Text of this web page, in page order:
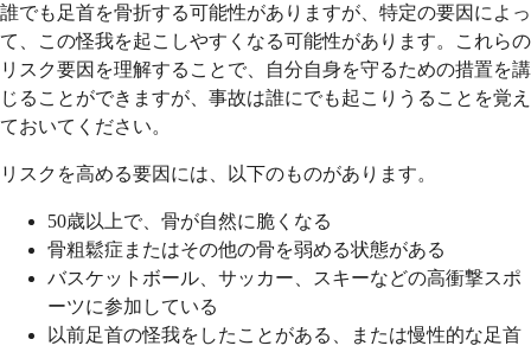
誰でも足首を骨折する可能性がありますが、特定の要因によっ
て、この怪我を起こしやすくなる可能性があります。これらの
リスク要因を理解することで、自分自身を守るための措置を講
じることができますが、事故は誰にでも起こりうることを覚え
ておいてください。
リスクを高める要因には、以下のものがあります。
50歳以上で、骨が自然に脆くなる
骨粗鬆症またはその他の骨を弱める状態がある
バスケットボール、サッカー、スキーなどの高衝撃スポ
ーツに参加している
以前足首の怪我をしたことがある、または慢性的な足首